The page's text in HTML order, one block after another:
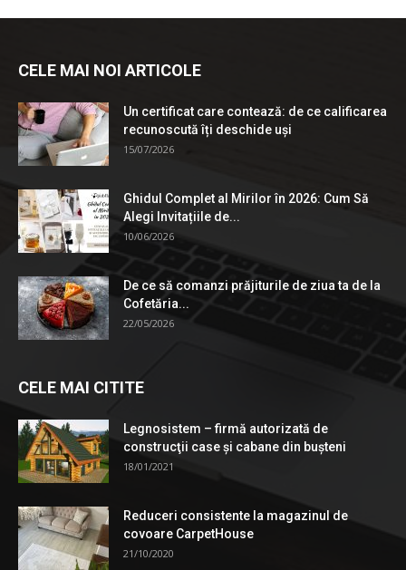
CELE MAI NOI ARTICOLE
Un certificat care contează: de ce calificarea
recunoscută îți deschide uși
15/07/2026
Ghidul Complet al Mirilor în 2026: Cum Să
Alegi Invitațiile de...
10/06/2026
De ce să comanzi prăjiturile de ziua ta de la
Cofetăria...
22/05/2026
CELE MAI CITITE
Legnosistem – firmă autorizată de
construcţii case și cabane din bușteni
18/01/2021
Reduceri consistente la magazinul de
covoare CarpetHouse
21/10/2020